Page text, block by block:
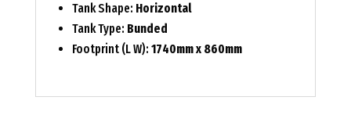
Tank Shape: Horizontal
Tank Type: Bunded
Footprint (L W): 1740mm x 860mm